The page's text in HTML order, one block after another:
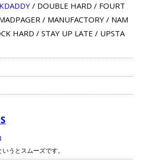
/ DOUBLE HARD / FOURT
/ MANUFACTORY/ NAM
HARD / STAY UP LATE / UPSTA
うとスムーズです。